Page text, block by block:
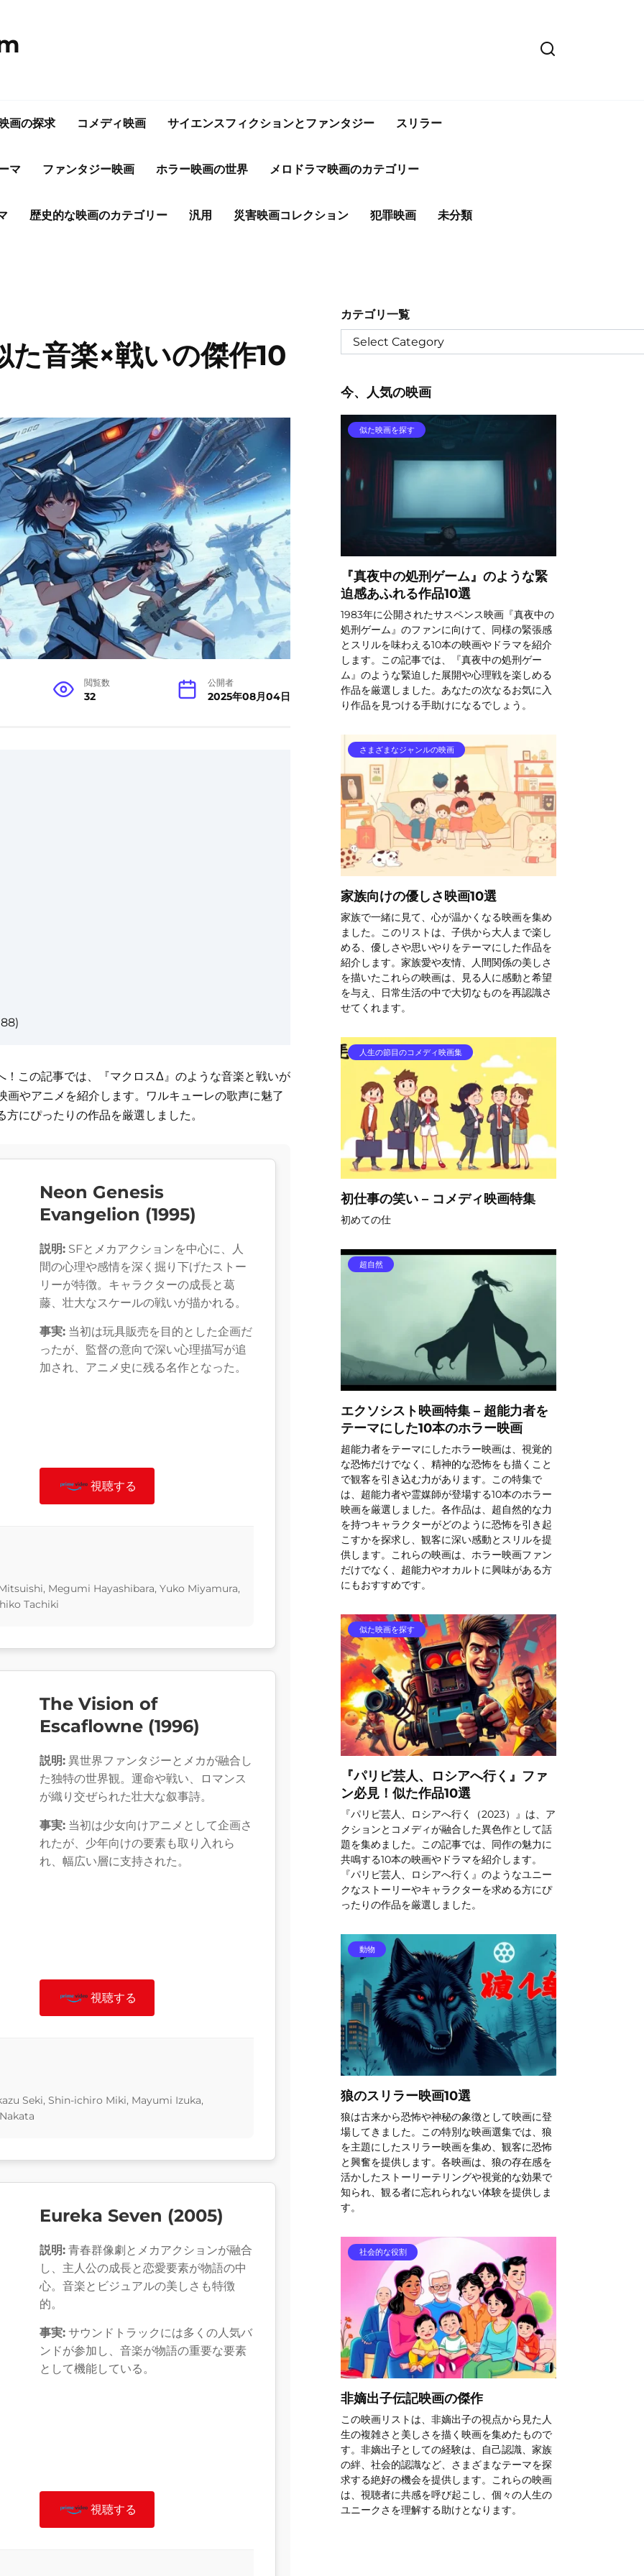
画の探求 コメディ映画 サイエンスフィクションとファンタジー スリラー
マ ファンタジー映画 ホラー映画の世界 メロドラマ映画のカテゴリー
歴史的な映画のカテゴリー 汎用 災害映画コレクション 犯罪映画 未分類
音楽×戦いの傑作10
閲覧数
32
公開者
2025年08月04日
この記事では、『マクロスΔ』のような音楽と戦いが
やアニメを紹介します。ワルキューレの歌声に魅了
にぴったりの作品を厳選しました。
Neon Genesis
Evangelion (1995)
説明: SFとメカアクションを中心に、人
間の心理や感情を深く掘り下げたストー
リーが特徴。キャラクターの成長と葛
藤、壮大なスケールの戦いが描かれる。
事実: 当初は玩具販売を目的とした企画だ
ったが、監督の意向で深い心理描写が追
加され、アニメ史に残る名作となった。
視聴する
Megumi Hayashibara, Yuko Miyamura,
Tachiki
The Vision of
Escaflowne (1996)
説明: 異世界ファンタジーとメカが融合し
た独特の世界観。運命や戦い、ロマンス
が織り交ぜられた壮大な叙事詩。
事実: 当初は少女向けアニメとして企画さ
れたが、少年向けの要素も取り入れら
れ、幅広い層に支持された。
視聴する
Seki, Shin-ichiro Miki, Mayumi Izuka,
Eureka Seven (2005)
説明: 青春群像劇とメカアクションが融合
し、主人公の成長と恋愛要素が物語の中
心。音楽とビジュアルの美しさも特徴
的。
事実: サウンドトラックには多くの人気バ
ンドが参加し、音楽が物語の重要な要素
として機能している。
視聴する
カテゴリ一覧
今、人気の映画
似た映画を探す
『真夜中の処刑ゲーム』のような緊
迫感あふれる作品10選
1983年に公開されたサスペンス映画『真夜中の
処刑ゲーム』のファンに向けて、同様の緊張感
とスリルを味わえる10本の映画やドラマを紹介
します。この記事では、『真夜中の処刑ゲー
ム』のような緊迫した展開や心理戦を楽しめる
作品を厳選しました。あなたの次なるお気に入
り作品を見つける手助けになるでしょう。
さまざまなジャンルの映画
家族向けの優しさ映画10選
家族で一緒に見て、心が温かくなる映画を集め
ました。このリストは、子供から大人まで楽し
める、優しさや思いやりをテーマにした作品を
紹介します。家族愛や友情、人間関係の美しさ
を描いたこれらの映画は、見る人に感動と希望
を与え、日常生活の中で大切なものを再認識さ
せてくれます。
人生の節目のコメディ映画集
初仕事の笑い – コメディ映画特集
初めての仕
超自然
エクソシスト映画特集 – 超能力者を
テーマにした10本のホラー映画
超能力者をテーマにしたホラー映画は、視覚的
な恐怖だけでなく、精神的な恐怖をも描くこと
で観客を引き込む力があります。この特集で
は、超能力者や霊媒師が登場する10本のホラー
映画を厳選しました。各作品は、超自然的な力
を持つキャラクターがどのように恐怖を引き起
こすかを探求し、観客に深い感動とスリルを提
供します。これらの映画は、ホラー映画ファン
だけでなく、超能力やオカルトに興味がある方
にもおすすめです。
似た映画を探す
『パリピ芸人、ロシアへ行く』ファ
ン必見！似た作品10選
『パリピ芸人、ロシアへ行く（2023）』は、ア
クションとコメディが融合した異色作として話
題を集めました。この記事では、同作の魅力に
共鳴する10本の映画やドラマを紹介します。
『パリピ芸人、ロシアへ行く』のようなユニー
クなストーリーやキャラクターを求める方にぴ
ったりの作品を厳選しました。
動物
狼のスリラー映画10選
狼は古来から恐怖や神秘の象徴として映画に登
場してきました。この特別な映画選集では、狼
を主題にしたスリラー映画を集め、観客に恐怖
と興奮を提供します。各映画は、狼の存在感を
活かしたストーリーテリングや視覚的な効果で
知られ、観る者に忘れられない体験を提供しま
す。
社会的な役割
非嫡出子伝記映画の傑作
この映画リストは、非嫡出子の視点から見た人
生の複雑さと美しさを描く映画を集めたもので
す。非嫡出子としての経験は、自己認識、家族
の絆、社会的認識など、さまざまなテーマを探
求する絶好の機会を提供します。これらの映画
は、視聴者に共感を呼び起こし、個々の人生の
ユニークさを理解する助けとなります。